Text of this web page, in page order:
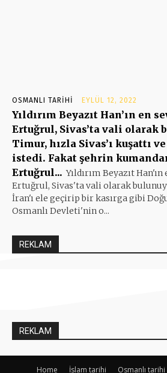
OSMANLI TARIHI EYLÜL 12, 2022
Yıldırım Beyazıt Han’ın en
Ertuğrul, Sivas’ta vali olarak
Timur, hızla Sivas’ı kuşattı
istedi. Fakat şehrin
Ertuğrul... Yıldırım Beyazıt
Ertuğrul, Sivas'ta vali olarak
İran'ı ele geçirip bir kasırga gibi
Osmanlı Devleti'nin o...
REKLAM
REKLAM
Home İslam tarihi Osmanlı tarihi